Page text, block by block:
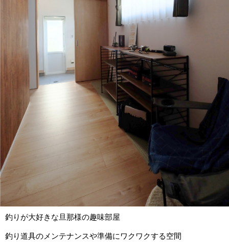
釣りが大好きな旦那様の趣味部屋
釣り道具のメンテナンスや準備にワクワクする空間